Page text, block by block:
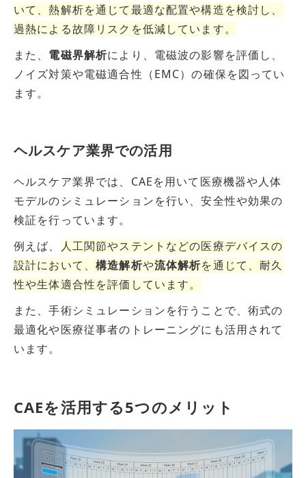
いて、熱解析を通じて最適な配置や構造を検討し、
過熱による故障リスクを低減しています。
また、 電磁界解析により、電磁波の影響を評価し、
ノイズ対策や電磁適合性（EMC）の確保を図ってい
ます。
ヘルスケア業界での活用
ヘルスケア業界では、CAEを用いて医療機器や人体
モデルのシミュレーションを行い、安全性や効果の
検証を行っています。
例えば、 人工関節やステントなどの医療デバイスの
設計において、構造解析や流体解析を通じて、耐久
性や生体適合性を評価しています。
また、手術シミュレーションを行うことで、術式の
最適化や医療従事者のトレーニングにも活用されて
います。
CAEを活用する5つのメリット